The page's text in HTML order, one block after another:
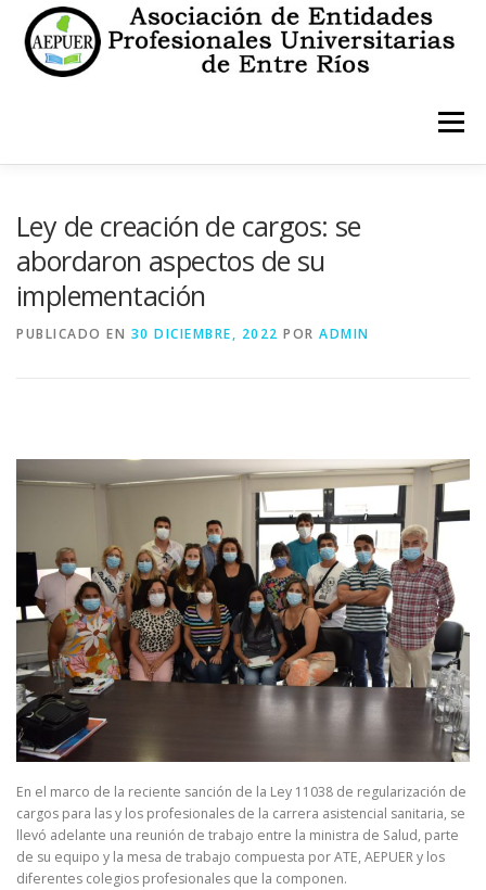
contenido
Menú
CONTACTO
Ley de creación de cargos: se
abordaron aspectos de su
implementación
PUBLICADO EN 30 DICIEMBRE, 2022 POR ADMIN
En el marco de la reciente sanción de la Ley 11038 de regularización de
cargos para las y los profesionales de la carrera asistencial sanitaria, se
llevó adelante una reunión de trabajo entre la ministra de Salud, parte
de su equipo y la mesa de trabajo compuesta por ATE, AEPUER y los
diferentes colegios profesionales que la componen.